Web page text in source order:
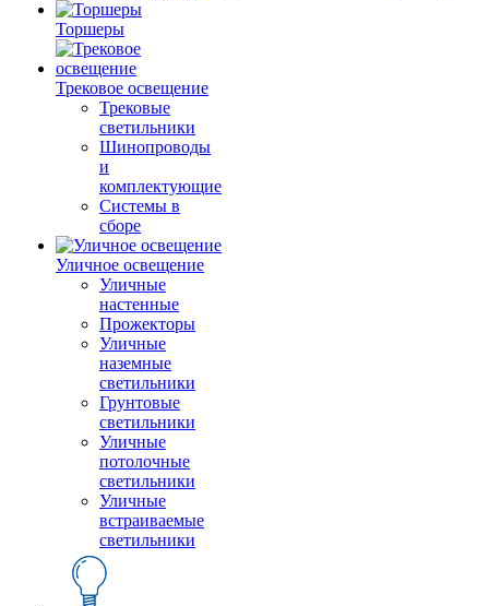
Торшеры
Трековое освещение
Трековые
светильники
Шинопроводы
и
комплектующие
Системы в
сборе
Уличное освещение
Уличные
настенные
Прожекторы
Уличные
наземные
светильники
Грунтовые
светильники
Уличные
потолочные
светильники
Уличные
встраиваемые
светильники